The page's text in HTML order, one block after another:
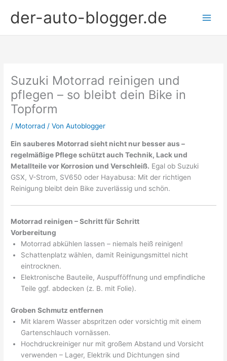
Inhaltder-auto-blogger.de
Suzuki Motorrad reinigen und
pflegen – so bleibt dein Bike in
Topform
/ Motorrad / VonAutoblogger
Ein sauberes Motorrad sieht nicht nur besser aus –
regelmäßige Pflege schützt auch Technik, Lack und
Metallteile vor Korrosion und Verschleiß. Egal ob Suzuki
GSX, V-Strom, SV650 oder Hayabusa: Mit der richtigen
Reinigung bleibt dein Bike zuverlässig und schön.
Motorrad reinigen – Schritt für Schritt
Vorbereitung
Motorrad abkühlen lassen – niemals heiß reinigen!
Schattenplatz wählen, damit Reinigungsmittel nicht
eintrocknen.
Elektronische Bauteile, Auspufföffnung und empfindliche
Teile ggf. abdecken (z. B. mit Folie).
Groben Schmutz entfernen
Mit klarem Wasser abspritzen oder vorsichtig mit einem
Gartenschlauch vornässen.
Hochdruckreiniger nur mit großem Abstand und Vorsicht
verwenden – Lager, Elektrik und Dichtungen sind